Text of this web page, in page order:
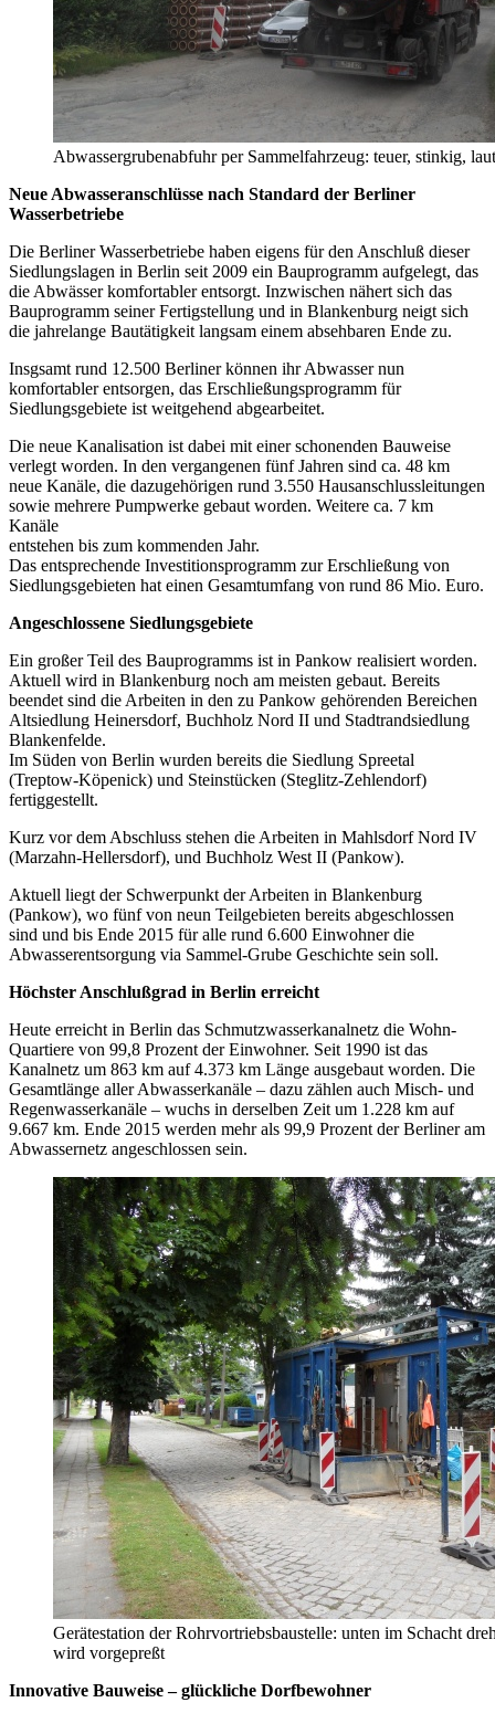
Abwassergrubenabfuhr per Sammelfahrzeug: teuer, stinkig,
Neue Abwasseranschlüsse nach Standard der Berliner
Wasserbetriebe
Die Berliner Wasserbetriebe haben eigens für den Anschluß dieser
Siedlungslagen in Berlin seit 2009 ein Bauprogramm aufgelegt, das
die Abwässer komfortabler entsorgt. Inzwischen nähert sich das
Bauprogramm seiner Fertigstellung und in Blankenburg neigt sich
die jahrelange Bautätigkeit langsam einem absehbaren Ende zu.
Insgsamt rund 12.500 Berliner können ihr Abwasser nun
komfortabler entsorgen, das Erschließungsprogramm für
Siedlungsgebiete ist weitgehend abgearbeitet.
Die neue Kanalisation ist dabei mit einer schonenden Bauweise
verlegt worden. In den vergangenen fünf Jahren sind ca. 48 km
neue Kanäle, die dazugehörigen rund 3.550 Hausanschlussleitungen
sowie mehrere Pumpwerke gebaut worden. Weitere ca. 7 km
Kanäle
entstehen bis zum kommenden Jahr.
Das entsprechende Investitionsprogramm zur Erschließung von
Siedlungsgebieten hat einen Gesamtumfang von rund 86 Mio. Euro.
Angeschlossene Siedlungsgebiete
Ein großer Teil des Bauprogramms ist in Pankow realisiert worden.
Aktuell wird in Blankenburg noch am meisten gebaut. Bereits
beendet sind die Arbeiten in den zu Pankow gehörenden Bereichen
Altsiedlung Heinersdorf, Buchholz Nord II und Stadtrandsiedlung
Blankenfelde.
Im Süden von Berlin wurden bereits die Siedlung Spreetal
(Treptow-Köpenick) und Steinstücken (Steglitz-Zehlendorf)
fertiggestellt.
Kurz vor dem Abschluss stehen die Arbeiten in Mahlsdorf Nord IV
(Marzahn-Hellersdorf), und Buchholz West II (Pankow).
Aktuell liegt der Schwerpunkt der Arbeiten in Blankenburg
(Pankow), wo fünf von neun Teilgebieten bereits abgeschlossen
sind und bis Ende 2015 für alle rund 6.600 Einwohner die
Abwasserentsorgung via Sammel-Grube Geschichte sein soll.
Höchster Anschlußgrad in Berlin erreicht
Heute erreicht in Berlin das Schmutzwasserkanalnetz die Wohn-
Quartiere von 99,8 Prozent der Einwohner. Seit 1990 ist das
Kanalnetz um 863 km auf 4.373 km Länge ausgebaut worden. Die
Gesamtlänge aller Abwasserkanäle – dazu zählen auch Misch- und
Regenwasserkanäle – wuchs in derselben Zeit um 1.228 km auf
9.667 km. Ende 2015 werden mehr als 99,9 Prozent der Berliner am
Abwassernetz angeschlossen sein.
Gerätestation der Rohrvortriebsbaustelle: unten im Schacht
wird vorgepreßt
Innovative Bauweise – glückliche Dorfbewohner